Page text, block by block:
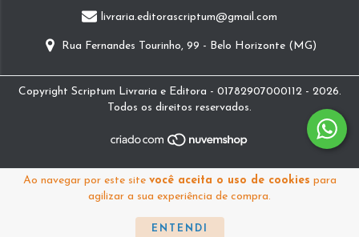
Ao navegar por este site você aceita o uso de cookies para
agilizar a sua experiência de compra.
ENTENDI
livraria.editorascriptum@gmail.com
Rua Fernandes Tourinho, 99 - Belo Horizonte (MG)
Copyright Scriptum Livraria e Editora - 01782907000112 - 2026.
Todos os direitos reservados.